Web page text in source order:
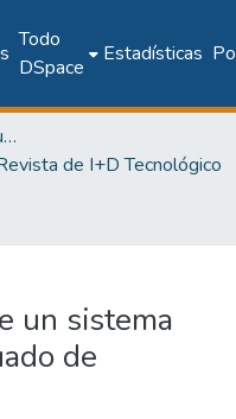
Todo
DSpace
Estadísticas
Editorial Universitaria y Publicaciones Seriadas
de I+D Tecnológico
un sistema
de